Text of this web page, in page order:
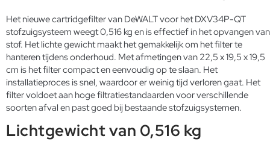
Het nieuwe cartridgefilter van DeWALT voor het DXV34P-QT
stofzuigsysteem weegt 0,516 kg en is effectief in het opvangen van
stof. Het lichte gewicht maakt het gemakkelijk om het filter te
hanteren tijdens onderhoud. Met afmetingen van 22,5 x 19,5 x 19,5
cm is het filter compact en eenvoudig op te slaan. Het
installatieproces is snel, waardoor er weinig tijd verloren gaat. Het
filter voldoet aan hoge filtratiestandaarden voor verschillende
soorten afval en past goed bij bestaande stofzuigsystemen.
Lichtgewicht van 0,516 kg